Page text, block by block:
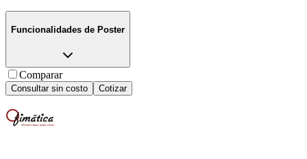
Funcionalidades de Poster
Comparar
Consultar sin costo Cotizar